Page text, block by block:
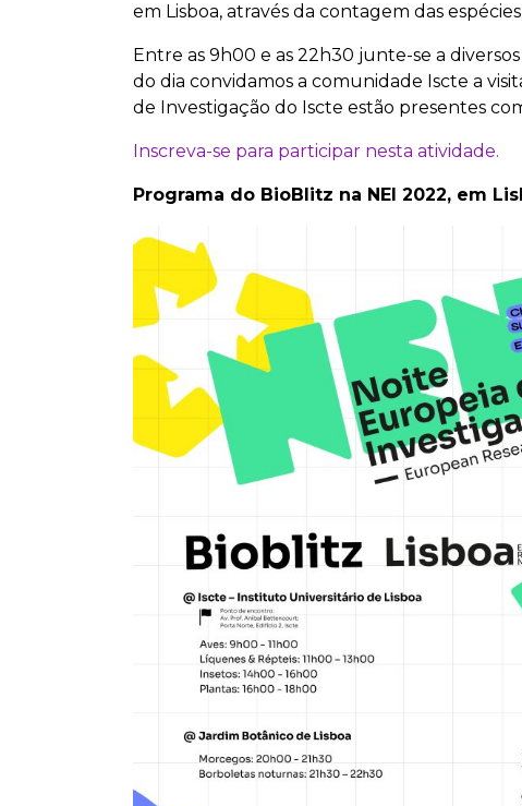
em Lisboa, através da contagem das
Entre as 9h00 e as 22h30 junte-se a
do dia convidamos a comunidade Iscte a
de Investigação do Iscte estão presentes
Inscreva-se para participar nesta atividade.
Programa do BioBlitz na NEI 2022, em